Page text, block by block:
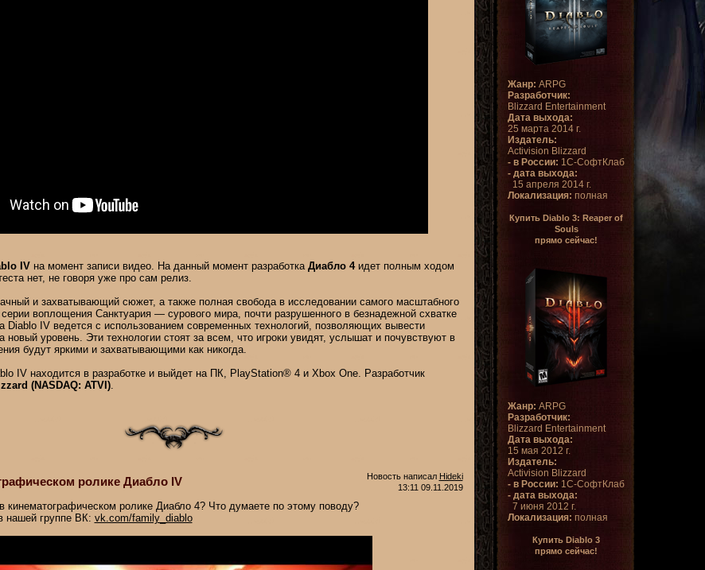
IVна момент записи видео. На данный момент разработка Диабло 4идет полным ходом
нет, не говоря уже про сам релиз.
и захватывающий сюжет, а также полная свобода в исследовании самого масштабного
серии воплощения Санктуария — сурового мира, почти разрушенного в безнадежной схватке
Diablo IV ведется с использованием современных технологий, позволяющих вывести
новый уровень. Эти технологии стоят за всем, что игроки увидят, услышат и почувствуют в
будут яркими и захватывающими как никогда.
IV находится в разработке и выйдет на ПК, PlayStation® 4 и Xbox One. Разработчик
(NASDAQ: ATVI).
ролике Диабло IV Новость написал Hideki
13:11 09.11.2019
кинематографическом ролике Диабло 4? Что думаете по этому поводу?
нашей группе ВК: vk.com/family_diablo
Жанр: ARPG
Разработчик:
Blizzard Entertainment
Дата выхода:
25 марта 2014 г.
Издатель:
Activision Blizzard
- в России: 1С-СофтКлаб
- дата выхода:
15 апреля 2014 г.
Локализация: полная
Купить Diablo 3: Reaper of
Souls
прямо сейчас!
Жанр: ARPG
Разработчик:
Blizzard Entertainment
Дата выхода:
15 мая 2012 г.
Издатель:
Activision Blizzard
- в России: 1С-СофтКлаб
- дата выхода:
7 июня 2012 г.
Локализация: полная
Купить Diablo 3
прямо сейчас!